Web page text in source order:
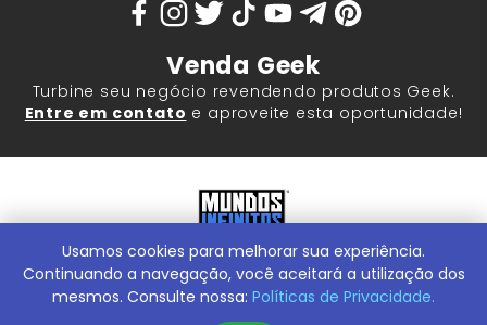
Venda Geek
Turbine seu negócio revendendo produtos Geek.
Entre em contato e aproveite esta oportunidade!
Mundos Infinitos - Publicações e Geek Store |ContentStuff
Publicações e Assinaturas Ltda. CNPJ - 05.859.917/0001-60.
Conheça nossa Loja Física:Rua Machado Bitencourt, 291 -
Usamos cookies para melhorar sua experiência.
Continuando a navegação, você aceitará a utilização dos
mesmos. Consulte nossa: Políticas de Privacidade.